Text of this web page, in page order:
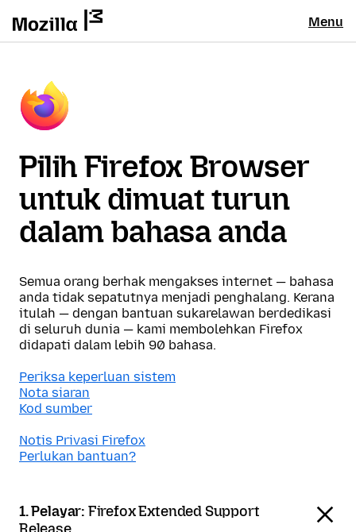
Menu
Pilih Firefox Browser
untuk dimuat turun
dalam bahasa anda
Semua orang berhak mengakses internet — bahasa
anda tidak sepatutnya menjadi penghalang. Kerana
itulah — dengan bantuan sukarelawan berdedikasi
di seluruh dunia — kami membolehkan Firefox
didapati dalam lebih 90 bahasa.
Periksa keperluan sistem
Nota siaran
Kod sumber
Notis Privasi Firefox
Perlukan bantuan?
1. Pelayar: Firefox Extended Support